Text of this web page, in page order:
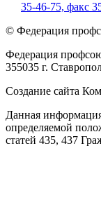
35-46-75, факс
© Федерация
Федерация
355035 г.
Создание сайта
Данная
определяемой
статей 435, 437